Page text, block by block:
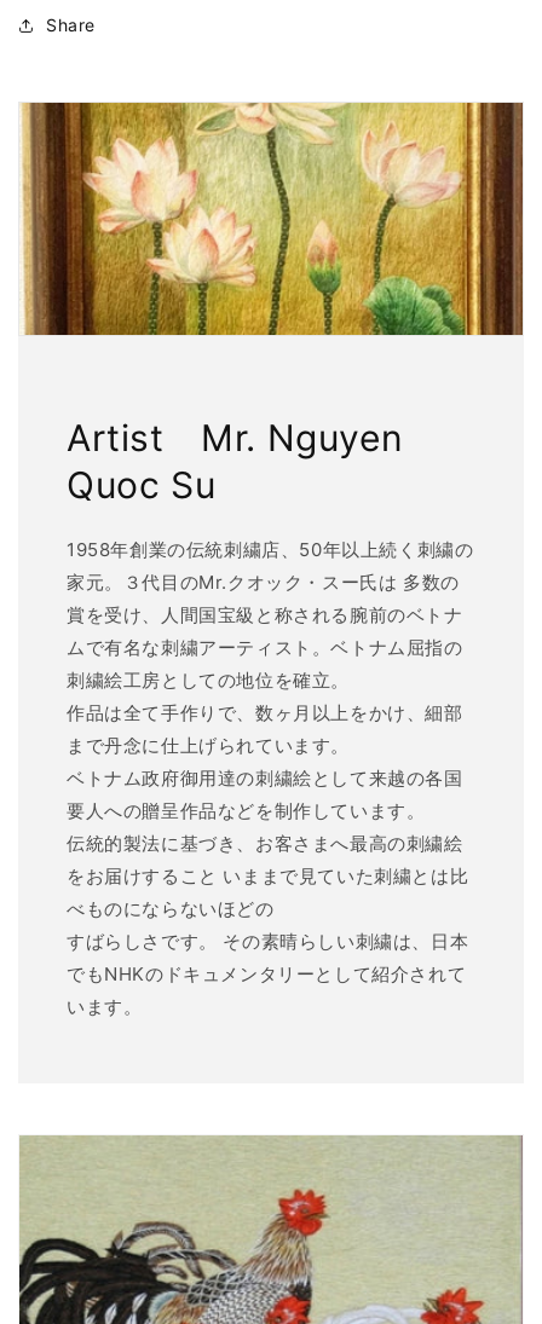
Share
Artist Mr. Nguyen
Quoc Su
1958年創業の伝統刺繍店、50年以上続く刺繍の
家元。３代目のMr.クオック・スー氏は 多数の
賞を受け、人間国宝級と称される腕前のベトナ
ムで有名な刺繍アーティスト。ベトナム屈指の
刺繍絵工房としての地位を確立。
作品は全て手作りで、数ヶ月以上をかけ、細部
まで丹念に仕上げられています。
ベトナム政府御用達の刺繍絵として来越の各国
要人への贈呈作品などを制作しています。
伝統的製法に基づき、お客さまへ最高の刺繍絵
をお届けすること いままで見ていた刺繍とは比
べものにならないほどの
すばらしさです。 その素晴らしい刺繍は、日本
でもNHKのドキュメンタリーとして紹介されて
います。